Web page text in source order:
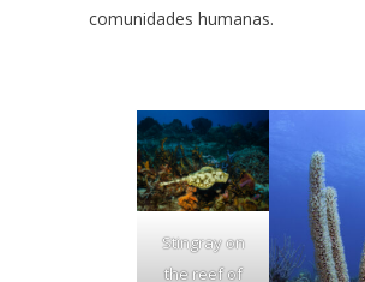
comunidades humanas.
Stingray on
the reef of